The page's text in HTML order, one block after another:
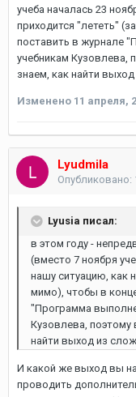
учеба началась 23
приходится "лететь"
поставить в журнале
учебникам Кузовлева,
знаем, как найти
Изменено 11 апреля,
Lyudmila
Опубликовано:
Lyusia писал:
в этом году -
(вместо 7 ноября
нашу ситуацию, как
мимо), чтобы в
"Программа
Кузовлева, поэтому
найти выход из
И какой же выход вы
проводить